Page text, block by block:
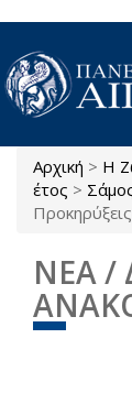
Παράκαμψη
Είστε
Αρχική > Η
έτος >
ΝΕΑ /